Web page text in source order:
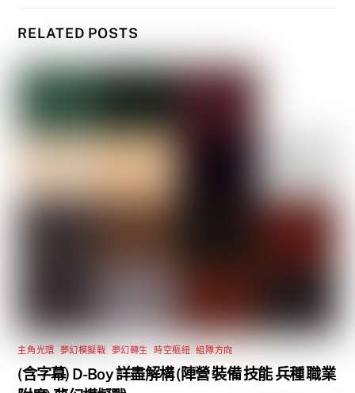
RELATED POSTS
主角光環 夢幻模擬戰 夢幻轉生 時空樞紐 ,組隊方向
(含字幕) D-Boy 詳盡解構 (陣營 裝備 技能 兵種 職業